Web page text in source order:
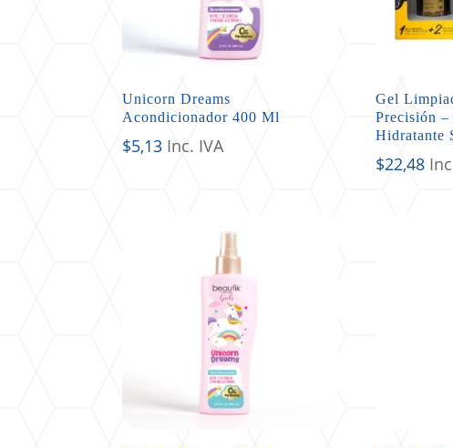
Unicorn Dreams
Acondicionador 400 Ml
$5,13 Inc. IVA
Gel
Precisión
Hidratante
$22,48